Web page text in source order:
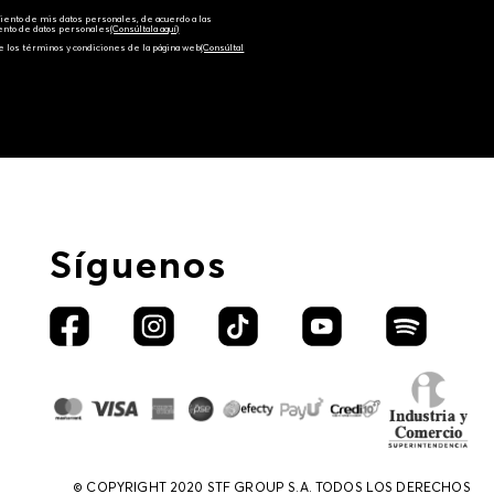
de mis datos personales, de acuerdo a las
de datos personales‎(Consúltala aquí)
los términos y condiciones de la página web‎(Consúltal
Síguenos
© COPYRIGHT 2020 STF GROUP S.A. TODOS LOS DERECHOS